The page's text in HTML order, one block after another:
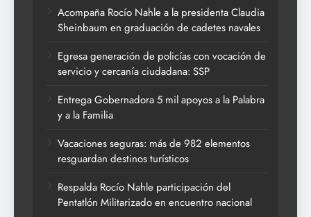
Acompaña Rocío Nahle a la presidenta Claudia
Sheinbaum en graduación de cadetes navales
Egresa generación de policías con vocación de
servicio y cercanía ciudadana: SSP
Entrega Gobernadora 5 mil apoyos a la Palabra
y a la Familia
Vacaciones seguras: más de 982 elementos
resguardan destinos turísticos
Respalda Rocío Nahle participación del
Pentatlón Militarizado en encuentro nacional